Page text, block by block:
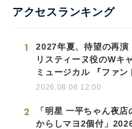
アクセスランキング
1
2027年夏、待望の再演
リスティーヌ役のWキ
ミュージカル 『ファン
2026.08.06 12:00
2
「明星 一平ちゃん夜
からしマヨ2個付」